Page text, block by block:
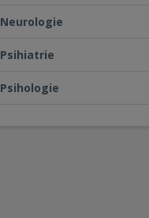
Neurologie
Psihiatrie
Psihologie